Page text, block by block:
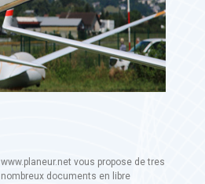
www.planeur.net vous propose de tres
nombreux documents en libre